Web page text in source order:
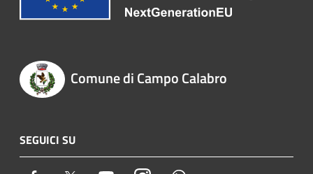
Comune di Campo Calabro
SEGUICI SU